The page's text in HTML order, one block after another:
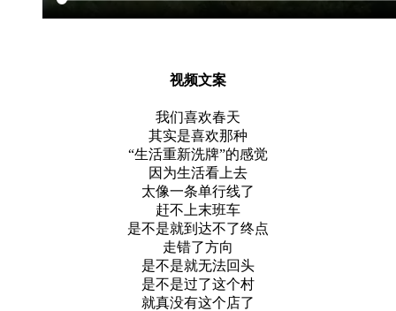
视频文案
我们喜欢春天
其实是喜欢那种
“生活重新洗牌”的感觉
因为生活看上去
太像一条单行线了
赶不上末班车
是不是就到达不了终点
走错了方向
是不是就无法回头
是不是过了这个村
就真没有这个店了